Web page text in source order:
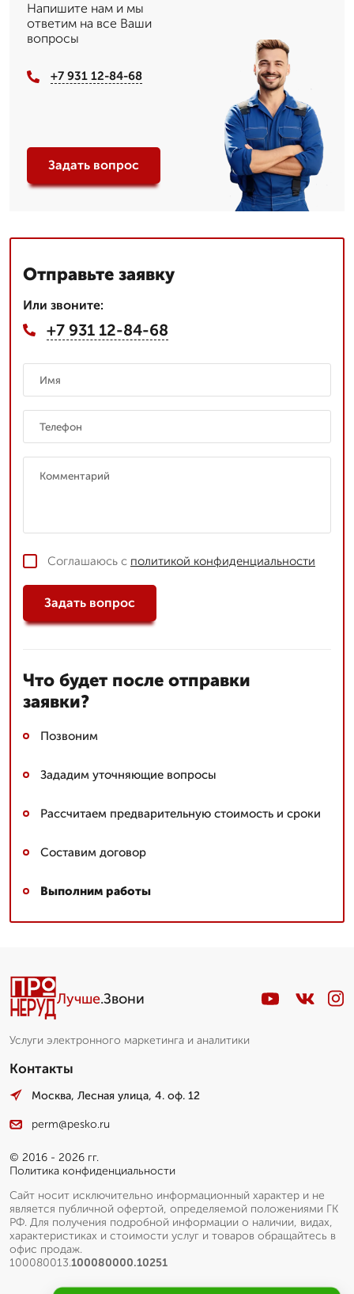
Напишите нам и мы
ответим на все Ваши
вопросы
+7 931 12-84-68
Задать вопрос
Отправьте заявку
Или звоните:
+7 931 12-84-68
Соглашаюсь с политикой конфиденциальности
Задать вопрос
Что будет после отправки
заявки?
Позвоним
Зададим уточняющие вопросы
Рассчитаем предварительную стоимость и сроки
Составим договор
Выполним работы
Лучше.Звони
Услуги электронного маркетинга и аналитики
Контакты
Москва, Лесная улица, 4. оф. 12
perm@pesko.ru
© 2016 - 2026 гг.
Политика конфиденциальности
Сайт носит исключительно информационный характер и не
является публичной офертой, определяемой положениями ГК
РФ. Для получения подробной информации о наличии, видах,
характеристиках и стоимости услуг и товаров обращайтесь в
офис продаж.
100080013.100080000.10251